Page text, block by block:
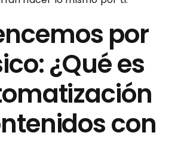
por
¿Qué es
con